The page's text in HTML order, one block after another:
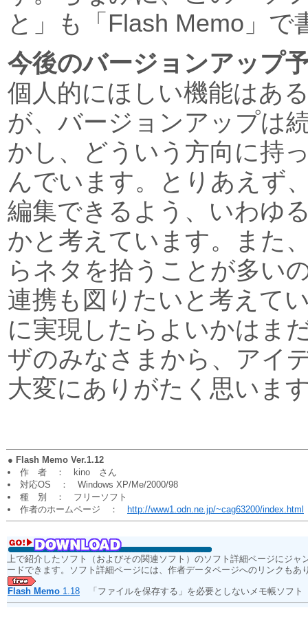
と」も「Flash Memo」で
今後のバージョンアップ
個人的にほしい機能はあ
が、バージョンアップは
かし、どういう方向に持
んでいます。とりあえず
編集できるよう、いわゆ
かと考えています。また
らネタを拾うことが多い
連携も図りたいと考えて
に実現したらよいかはま
ザのみなさまから、アイ
大変にありがたく思いま
● Flash Memo Ver.1.12
作 者 ： kino さん
対応OS ： Windows XP/Me/2000/98
種 別 ： フリーソフト
作者のホームページ ：
http://www1.odn.ne.jp/~cag63200/index.html
上で紹介したソフト（およびその関連ソフト）のソフト詳細ページにジ
ードできます。ソフト詳細ページには、作者データページへのリンクもあ
Flash Memo 1.18 「ファイルを保存する」を必要としないメモ帳ソフ